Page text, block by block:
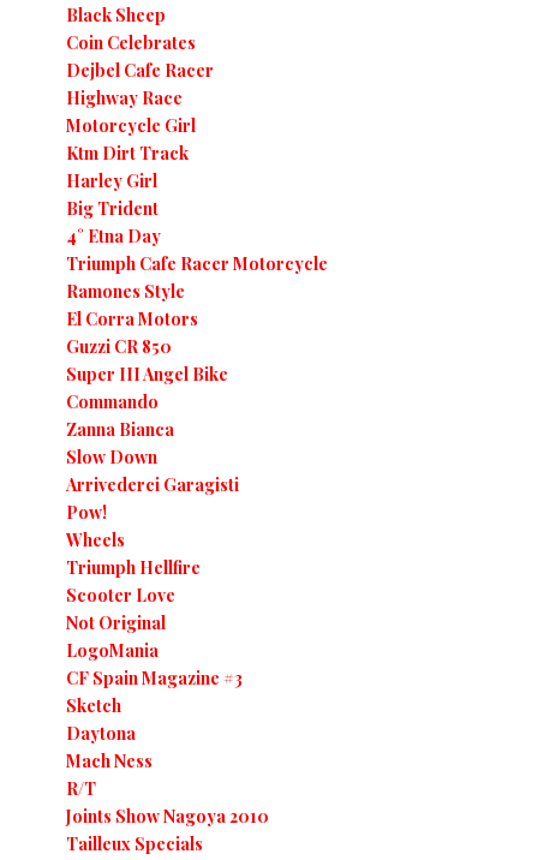
Black Sheep
Coin Celebrates
Dejbel Cafe Racer
Highway Race
Motorcycle Girl
Ktm Dirt Track
Harley Girl
Big Trident
4° Etna Day
Triumph Cafe Racer Motorcycle
Ramones Style
El Corra Motors
Guzzi CR 850
Super III Angel Bike
Commando
Zanna Bianca
Slow Down
Arrivederci Garagisti
Pow!
Wheels
Triumph Hellfire
Scooter Love
Not Original
LogoMania
CF Spain Magazine #3
Sketch
Daytona
Mach Ness
R/T
Joints Show Nagoya 2010
Tailleux Specials